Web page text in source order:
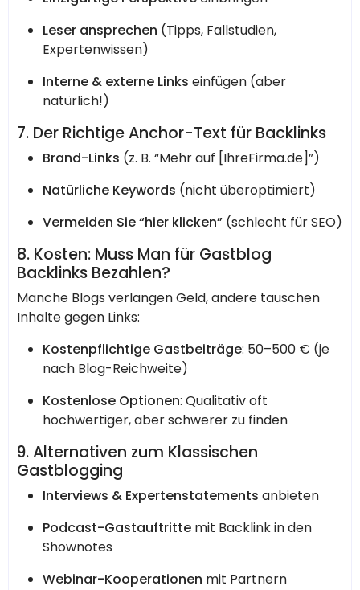
Leser ansprechen (Tipps, Fallstudien,
Expertenwissen)
Interne & externe Links einfügen (aber
natürlich!)
7. Der Richtige Anchor-Text für Backlinks
Brand-Links (z. B. “Mehr auf [IhreFirma.de]”)
Natürliche Keywords (nicht überoptimiert)
Vermeiden Sie “hier klicken” (schlecht für SEO)
8. Kosten: Muss Man für Gastblog
Backlinks Bezahlen?
Manche Blogs verlangen Geld, andere tauschen
Inhalte gegen Links:
Kostenpflichtige Gastbeiträge: 50–500 € (je
nach Blog-Reichweite)
Kostenlose Optionen: Qualitativ oft
hochwertiger, aber schwerer zu finden
9. Alternativen zum Klassischen
Gastblogging
Interviews & Expertenstatements anbieten
Podcast-Gastauftritte mit Backlink in den
Shownotes
Webinar-Kooperationen mit Partnern